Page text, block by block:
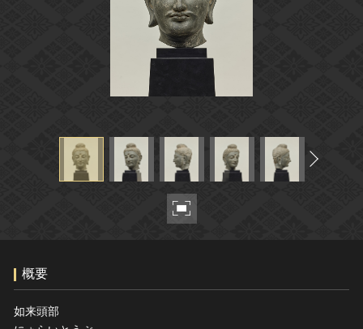
全国の美術館・博物館
無形文化遺産
博物館、美術館の皆さまへ
文化庁よりご挨拶
今月のみどころ
お知らせ一覧
このサイトについて
関連サイトリンク
サイトマップ
サイトのご意見はこちら
文化遺産データベース
国指定文化財等データベース
概要
如来頭部